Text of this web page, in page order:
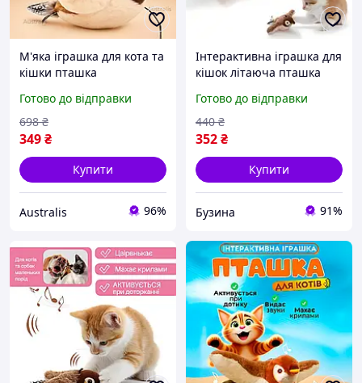
М'яка іграшка для кота та
кішки пташка
активного кота, що
летить зі звуками
Готово до відправки
349₴
698 ₴
Купити
Australis 96%
Інтерактивна іграшка для
кішок літаюча пташка
махає крилами buzyna
Готово до відправки
352₴
440 ₴
Купити
Бузина 91%